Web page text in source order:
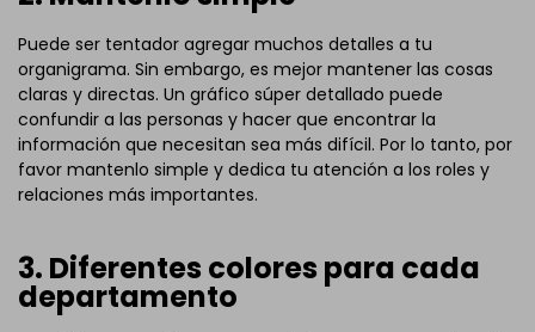
Puede ser tentador agregar muchos detalles a tu
organigrama. Sin embargo, es mejor mantener las cosas
claras y directas. Un gráfico súper detallado puede
confundir a las personas y hacer que encontrar la
información que necesitan sea más difícil. Por lo tanto, por
favor mantenlo simple y dedica tu atención a los roles y
relaciones más importantes.
3. Diferentes colores para cada
departamento